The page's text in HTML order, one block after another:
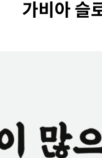
가비아 슬